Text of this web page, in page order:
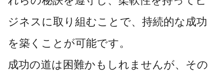
ジネスに取り組むことで、持続的な成功
を築くことが可能です。
成功の道は困難かもしれませんが、その